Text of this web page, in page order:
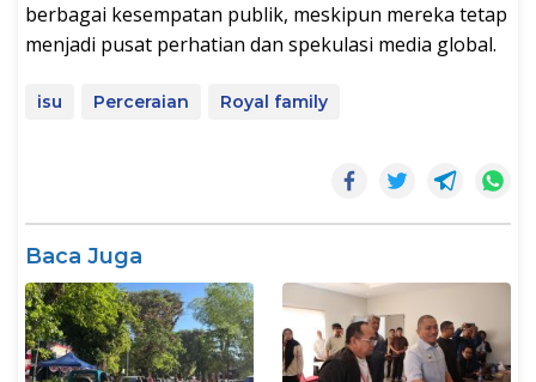
berbagai kesempatan publik, meskipun mereka tetap
menjadi pusat perhatian dan spekulasi media global.
isu Perceraian Royal family
Baca Juga